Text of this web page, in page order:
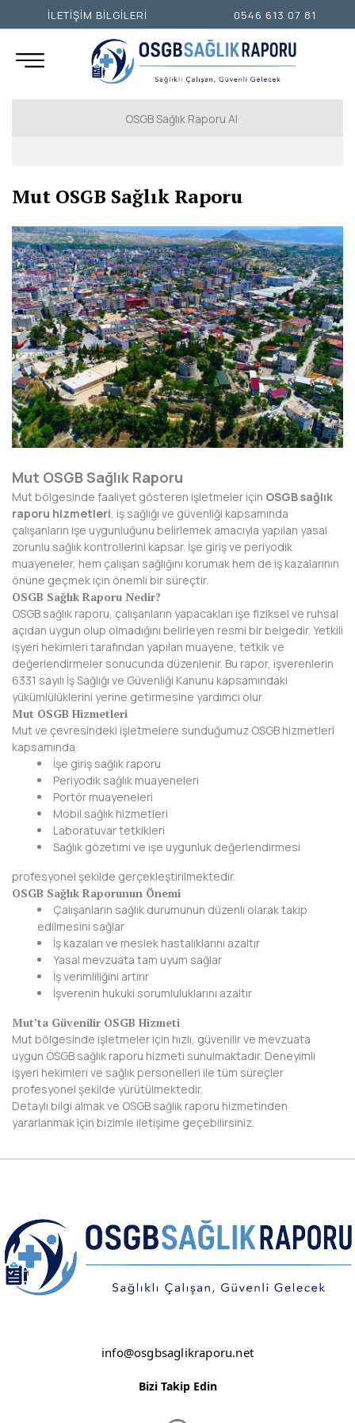
OSGB Sağlık Raporu Al
İSTANBUL ANADOLU YAKASI
ANKARA
İZMİR
ADANA
ADIYAMAN
AFYONKARAHİSAR
AĞRI
AKSARAY
ANTALYA
ARDAHAN
ARTVİN
AYDIN
BALIKESİR
BARTIN
BATMAN
BAYBURT
BİLECİK
BİNGÖL
BİTLİS
BURDUR
BURSA
ÇANAKKALE
ÇANKIRI
ÇORUM
DENİZLİ
DİYARBAKIR
DÜZCE
EDİRNE
ERZİNCAN
ERZURUM
ESKİŞEHİR
Mut OSGB Sağlık Raporu
Mut OSGB Sağlık Raporu
Mut bölgesinde faaliyet gösteren işletmeler için OSGB sağlık
raporu hizmetleri , iş sağlığı ve güvenliği kapsamında
çalışanların işe uygunluğunu belirlemek amacıyla yapılan yasal
zorunlu sağlık kontrollerini kapsar. İşe giriş ve periyodik
muayeneler, hem çalışan sağlığını korumak hem de iş kazalarının
önüne geçmek için önemli bir süreçtir.
OSGB Sağlık Raporu Nedir?
OSGB sağlık raporu, çalışanların yapacakları işe fiziksel ve ruhsal
açıdan uygun olup olmadığını belirleyen resmi bir belgedir. Yetkili
işyeri hekimleri tarafından yapılan muayene, tetkik ve
değerlendirmeler sonucunda düzenlenir. Bu rapor, işverenlerin
6331 sayılı İş Sağlığı ve Güvenliği Kanunu kapsamındaki
yükümlülüklerini yerine getirmesine yardımcı olur.
Mut OSGB Hizmetleri
Mut ve çevresindeki işletmelere sunduğumuz OSGB hizmetleri
kapsamında:
İşe giriş sağlık raporu
Periyodik sağlık muayeneleri
Portör muayeneleri
Mobil sağlık hizmetleri
Laboratuvar tetkikleri
Sağlık gözetimi ve işe uygunluk değerlendirmesi
profesyonel şekilde gerçekleştirilmektedir.
OSGB Sağlık Raporunun Önemi
Çalışanların sağlık durumunun düzenli olarak takip
edilmesini sağlar
İş kazaları ve meslek hastalıklarını azaltır
Yasal mevzuata tam uyum sağlar
İş verimliliğini artırır
İşverenin hukuki sorumluluklarını azaltır
Mut’ta Güvenilir OSGB Hizmeti
Mut bölgesinde işletmeler için hızlı, güvenilir ve mevzuata
uygun OSGB sağlık raporu hizmeti sunulmaktadır. Deneyimli
işyeri hekimleri ve sağlık personelleri ile tüm süreçler
profesyonel şekilde yürütülmektedir.
Detaylı bilgi almak ve OSGB sağlık raporu hizmetinden
yararlanmak için bizimle iletişime geçebilirsiniz.
İLETİŞİM BİLGİLERİ 0546 613 07 81
info@osgbsaglikraporu.net
Bizi Takip Edin